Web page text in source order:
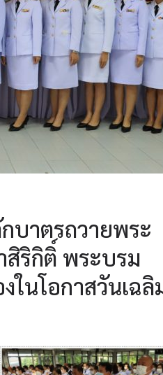
าตรถวายพระ
สิริกิติ์ พระบรม
นโอกาสวันเฉลิ